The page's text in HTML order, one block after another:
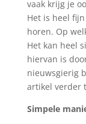
vaak krijg je
Het is heel
horen. Op
Het kan heel
hiervan is
nieuwsgierig
artikel verder
Simpele